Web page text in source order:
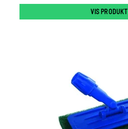
VIS PRODUKT